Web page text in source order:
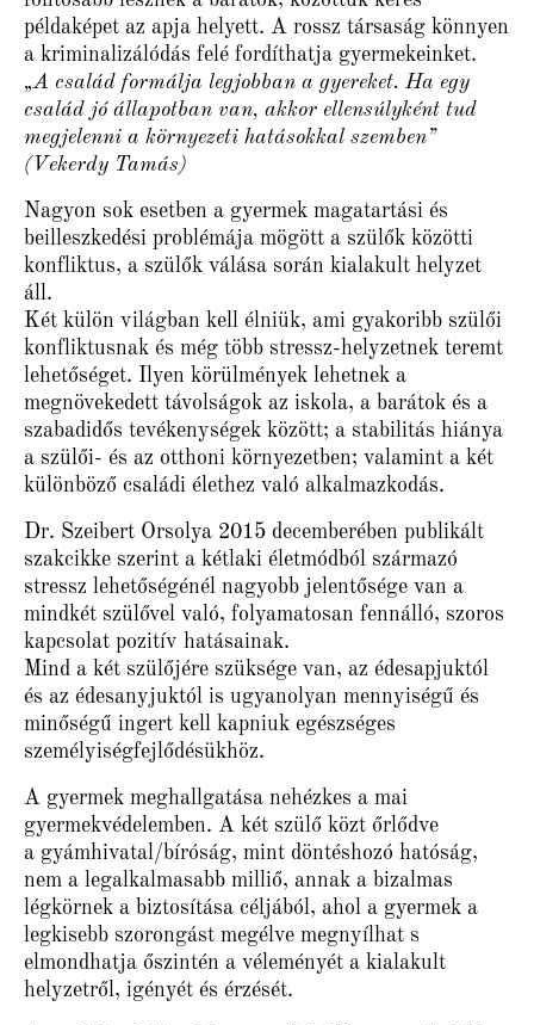
példaképet az apja helyett. A rossz társaság könnyen
a kriminalizálódás felé fordíthatja gyermekeinket.
„A család formálja legjobban a gyereket. Ha egy
család jó állapotban van, akkor ellensúlyként tud
megjelenni a környezeti hatásokkal szemben”
(Vekerdy Tamás)
Nagyon sok esetben a gyermek magatartási és
beilleszkedési problémája mögött a szülők közötti
konfliktus, a szülők válása során kialakult helyzet
áll.
Két külön világban kell élniük, ami gyakoribb szülői
konfliktusnak és még több stressz-helyzetnek teremt
lehetőséget. Ilyen körülmények lehetnek a
megnövekedett távolságok az iskola, a barátok és a
szabadidős tevékenységek között; a stabilitás hiánya
a szülői- és az otthoni környezetben; valamint a két
különböző családi élethez való alkalmazkodás.
Dr. Szeibert Orsolya 2015 decemberében publikált
szakcikke szerint a kétlaki életmódból származó
stressz lehetőségénél nagyobb jelentősége van a
mindkét szülővel való, folyamatosan fennálló, szoros
kapcsolat pozitív hatásainak.
Mind a két szülőjére szüksége van, az édesapjuktól
és az édesanyjuktól is ugyanolyan mennyiségű és
minőségű ingert kell kapniuk egészséges
személyiségfejlődésükhöz.
A gyermek meghallgatása nehézkes a mai
gyermekvédelemben. A két szülő közt őrlődve
a gyámhivatal/bíróság, mint döntéshozó hatóság,
nem a legalkalmasabb milliő, annak a bizalmas
légkörnek a biztosítása céljából, ahol a gyermek a
legkisebb szorongást megélve megnyílhat s
elmondhatja őszintén a véleményét a kialakult
helyzetről, igényét és érzését.